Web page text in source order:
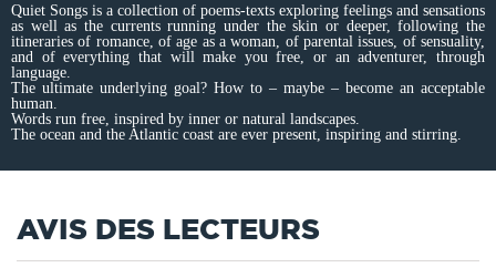
Quiet Songs is a collection of poems-texts exploring feelings and sensations
as well as the currents running under the skin or deeper, following the
itineraries of romance, of age as a woman, of parental issues, of sensuality,
and of everything that will make you free, or an adventurer, through
language.
The ultimate underlying goal? How to – maybe – become an acceptable
human.
Words run free, inspired by inner or natural landscapes.
The ocean and the Atlantic coast are ever present, inspiring and stirring.
AVIS DES LECTEURS